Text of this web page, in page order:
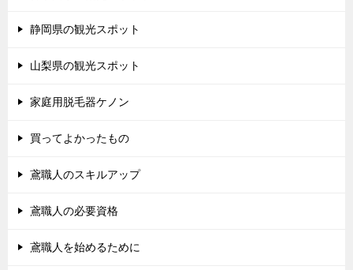
静岡県の観光スポット
山梨県の観光スポット
家庭用脱毛器ケノン
買ってよかったもの
鳶職人のスキルアップ
鳶職人の必要資格
鳶職人を始めるために